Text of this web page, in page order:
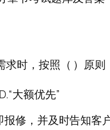
时，按照（ ）原
大额优先”
修，并及时告知